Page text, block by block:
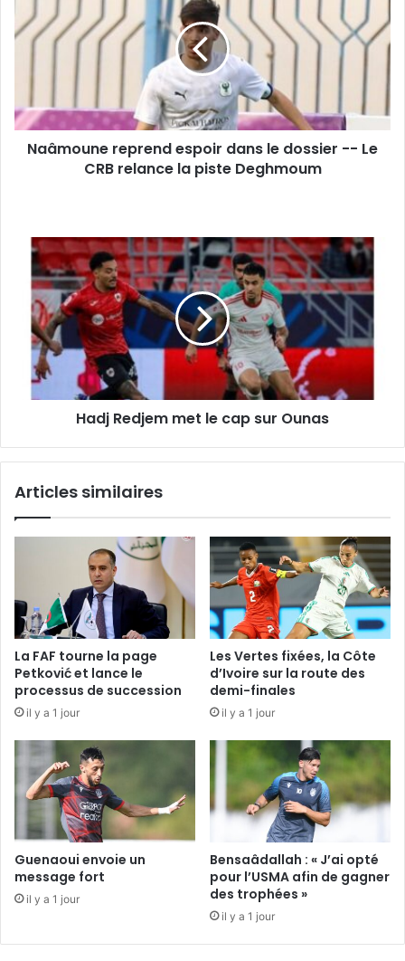
espoir
dans
-
Le
CRBNaâmoune reprend espoir dans le dossier -- Le
CRB relance la piste Deghmoum
Hadj
Redjem
met
cap
sur
Ounas
Hadj Redjem met le cap sur Ounas
Articles similaires
La FAF tourne la page
Petković et lance le
processus de succession
il y a 1 jour
Les Vertes fixées, la Côte
d’Ivoire sur la route des
demi-finales
il y a 1 jour
Guenaoui envoie un
message fort
il y a 1 jour
Bensaâdallah : « J’ai opté
pour l’USMA afin de gagner
des trophées »
il y a 1 jour